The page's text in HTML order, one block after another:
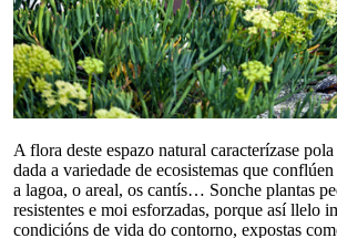
A flora deste espazo natural caracterízase
dada a variedade de ecosistemas que
a lagoa, o areal, os cantís… Sonche plantas
resistentes e moi esforzadas, porque así llelo
condicións de vida do contorno, expostas